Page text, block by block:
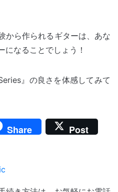
から作られるギターは、あな
になることでしょう！
』の良さを体感してみて
Share Post